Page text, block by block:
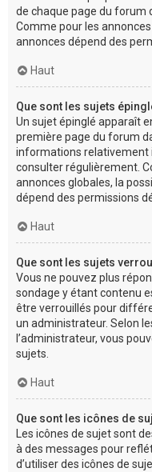
de chaque page du forum
Comme pour les
annonces dépend des
Haut
Que sont les sujets
Un sujet épinglé apparaît
première page du forum
informations relativement
consulter régulièrement.
annonces globales, la
dépend des permissions
Haut
Que sont les sujets
Vous ne pouvez plus
sondage y étant contenu
être verrouillés pour
un administrateur. Selon
l’administrateur, vous
sujets.
Haut
Que sont les icônes de
Les icônes de sujet sont
à des messages pour
d’utiliser des icônes de